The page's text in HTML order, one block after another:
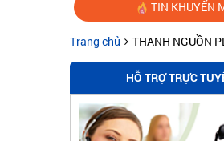
TIN KHUYẾN
Trang chủ THANH NGUỒN
HỖ TRỢ TRỰC